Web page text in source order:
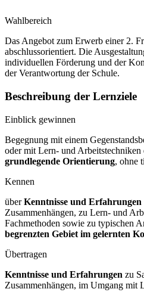
Wahlbereich
Das Angebot zum Erwerb einer 2.
abschlussorientiert. Die
individuellen Förderung und der
der Verantwortung der Schule.
Beschreibung der Lernziele
Einblick gewinnen
Begegnung mit einem
oder mit Lern- und Arbeitstechniken
grundlegende Orientierung, ohne
Kennen
überKenntnisse und Erfahrungen
Zusammenhängen, zu Lern- und
Fachmethoden sowie zu typischen
begrenzten Gebiet im gelernten
Übertragen
Kenntnisse und Erfahrungen zu
Zusammenhängen, im Umgang mit